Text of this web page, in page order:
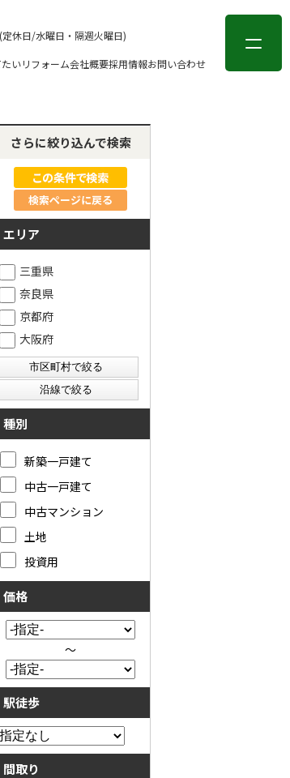
休日/水曜日・隔週火曜日)
いリフォーム会社概要採用情報お問い合わせ
会員登録 ログイン
さらに絞り込んで検索
検索ページに戻る
エリア
三重県
奈良県
京都府
大阪府
種別
新築一戸建て
中古一戸建て
中古マンション
土地
投資用
価格
～
駅徒歩
間取り